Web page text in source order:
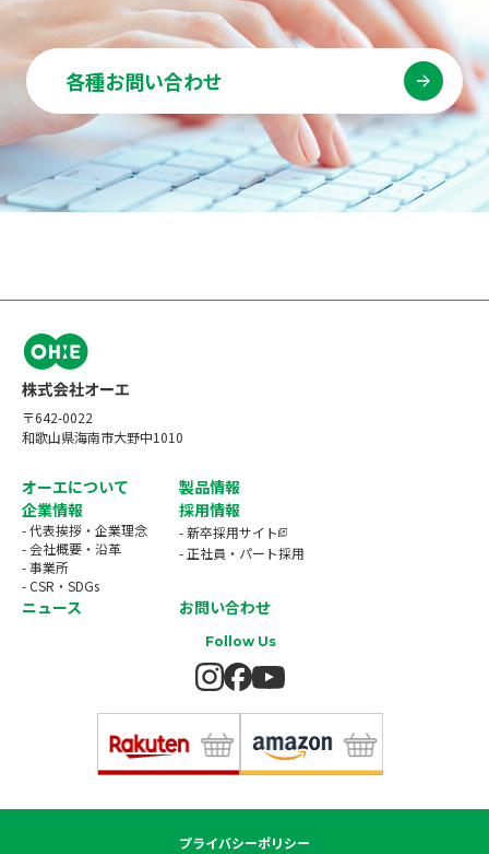
各種お問い合わせ
〒642-0022
和歌山県海南市大野中1010
オーエについて
製品情報
企業情報
- 代表挨拶・企業理念
- 会社概要・沿革
- 事業所
- CSR・SDGs
採用情報
- 新卒採用サイト
- 正社員・パート採用
ニュース お問い合わせ
Follow Us
プライバシーポリシー